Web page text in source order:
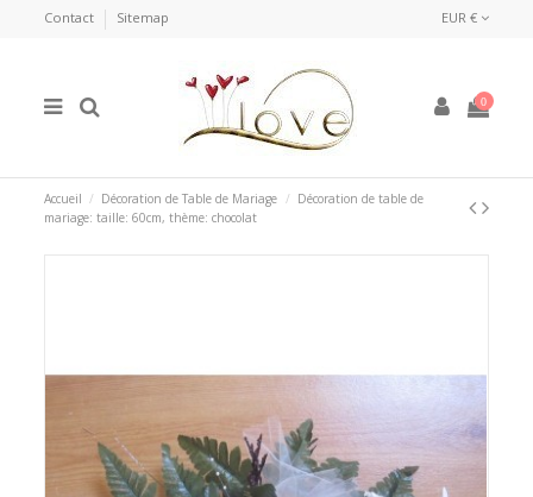
Contact Sitemap EUR €
0
Accueil Décoration de Table de Mariage
Décoration de table de
mariage: taille: 60cm, thème: chocolat